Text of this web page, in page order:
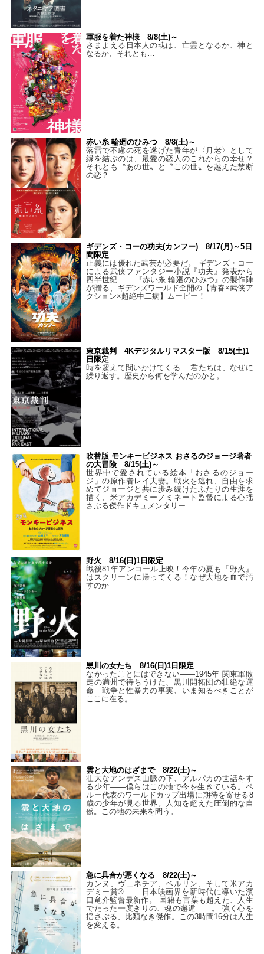
軍服を着た神様 8/8(土)～
さまよえる日本人の魂は、亡霊となるか、神と
なるか、それとも…
赤い糸 輪廻のひみつ 8/8(土)～
落雷で不慮の死を遂げた青年が〈月老〉として
縁を結ぶのは、最愛の恋人のこれからの幸せ？
それとも〝あの世〟と〝この世〟を越えた禁断
の恋？
ギデンズ・コーの功夫(カンフー) 8/17(月)～5日
間限定
正義には優れた武芸が必要だ。 ギデンズ・コー
による武侠ファンタジー小説『功夫』発表から
四半世紀―― 『赤い糸 輪廻のひみつ』の製作陣
が贈る、ギデンズワールド全開の【青春×武侠ア
クション×超絶中二病】ムービー！
東京裁判 4Kデジタルリマスター版 8/15(土)1
日限定
時を超えて問いかけてくる… 君たちは、なぜに
繰り返す。歴史から何を学んだのかと。
吹替版 モンキービジネス おさるのジョージ著者
の大冒険 8/15(土)～
世界中で愛されている絵本「おさるのジョー
ジ」の原作者レイ夫妻。戦火を逃れ、自由を求
めてジョージと共に歩み続けたふたりの生涯を
描く、米アカデミーノミネート監督による心揺
さぶる傑作ドキュメンタリー
野火 8/16(日)1日限定
戦後81年アンコール上映！今年の夏も『野火』
はスクリーンに帰ってくる！なぜ大地を血で汚
すのか
黒川の女たち 8/16(日)1日限定
なかったことにはできない——1945年 関東軍敗
走の満州で待ちうけた、黒川開拓団の壮絶な運
命―戦争と性暴力の事実、いま知るべきことが
ここに在る。
雲と大地のはざまで 8/22(土)～
壮大なアンデス山脈の下、アルパカの世話をす
る少年――僕らはこの地で今を生きている。ペ
ルー代表のワールドカップ出場に期待を寄せる8
歳の少年が見る世界。人知を超えた圧倒的な自
然。この地の未来を問う。
急に具合が悪くなる 8/22(土)～
カンヌ、ヴェネチア、ベルリン、そして米アカ
デミー賞®…… 日本映画界を新時代に導いた濱
口竜介監督最新作。 国籍も言葉も超えた、人生
でたった一度きりの、魂の邂逅――。 強く心を
揺さぶる、比類なき傑作。この3時間16分は人生
を変える。